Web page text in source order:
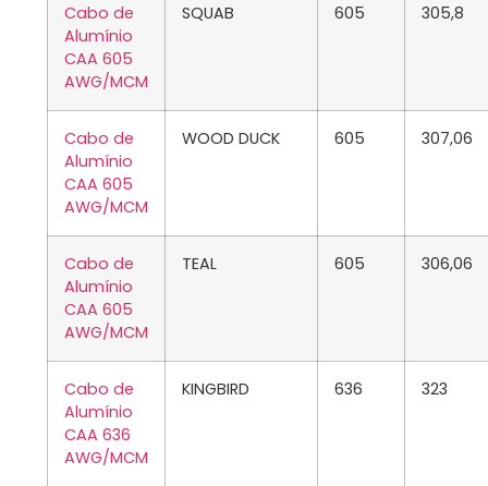
Cabo de
Alumínio
CAA 605
AWG/MCM
SQUAB 605 305,8
Cabo de
Alumínio
CAA 605
AWG/MCM
WOOD DUCK 605 307,06
Cabo de
Alumínio
CAA 605
AWG/MCM
TEAL 605 306,06
Cabo de
Alumínio
CAA 636
AWG/MCM
KINGBIRD 636 323